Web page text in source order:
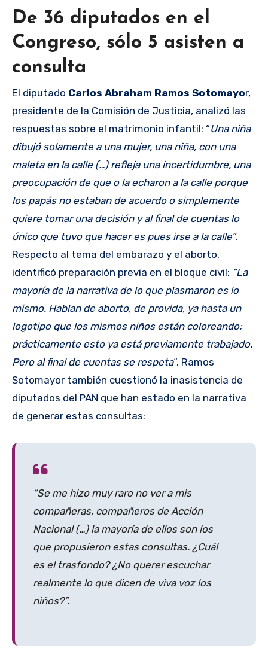
De 36 diputados en el
Congreso, sólo 5 asisten a
consulta
El diputado Carlos Abraham Ramos Sotomayor,
presidente de la Comisión de Justicia, analizó las
respuestas sobre el matrimonio infantil: “Una niña
dibujó solamente a una mujer, una niña, con una
maleta en la calle (…) refleja una incertidumbre, una
preocupación de que o la echaron a la calle porque
los papás no estaban de acuerdo o simplemente
quiere tomar una decisión y al final de cuentas lo
único que tuvo que hacer es pues irse a la calle”.
Respecto al tema del embarazo y el aborto,
identificó preparación previa en el bloque civil: “La
mayoría de la narrativa de lo que plasmaron es lo
mismo. Hablan de aborto, de provida, ya hasta un
logotipo que los mismos niños están coloreando;
prácticamente esto ya está previamente trabajado.
Pero al final de cuentas se respeta“. Ramos
Sotomayor también cuestionó la inasistencia de
diputados del PAN que han estado en la narrativa
de generar estas consultas:
“Se me hizo muy raro no ver a mis
compañeras, compañeros de Acción
Nacional (…) la mayoría de ellos son los
que propusieron estas consultas. ¿Cuál
es el trasfondo? ¿No querer escuchar
realmente lo que dicen de viva voz los
niños?”.